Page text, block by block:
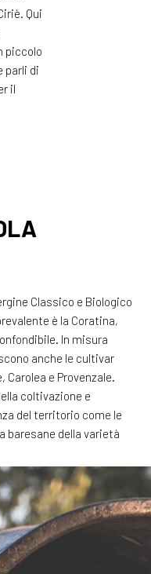
Qui
piccolo
parli di
il
Classico e Biologico
è la Coratina,
In misura
anche le cultivar
Carolea e Provenzale.
coltivazione e
del territorio come le
baresane della varietà